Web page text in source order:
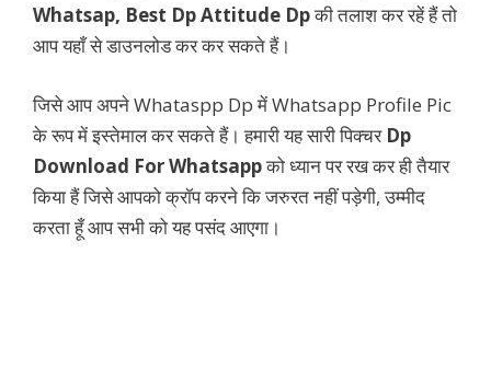
Whatsap, Best Dp Attitude Dpकी तलाश कर रहें हैं तो
आप यहाँ से डाउनलोड कर कर सकते हैं।
जिसे आप अपने Whataspp Dp में Whatsapp Profile Pic
के रूप में इस्तेमाल कर सकते हैं। हमारी यह सारी पिक्चर Dp
Download For Whatsappको ध्यान पर रख कर ही तैयार
किया हैं जिसे आपको क्रॉप करने कि जरुरत नहीं पड़ेगी, उम्मीद
करता हूँ आप सभी को यह पसंद आएगा।